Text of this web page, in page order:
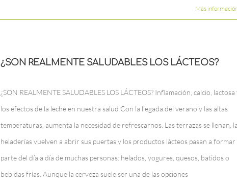
Más
¿SON REALMENTE SALUDABLES LOS LÁCTEOS?
¿SON REALMENTE SALUDABLES LOS LÁCTEOS? Inflamación, calcio, lactosa
los efectos de la leche en nuestra salud Con la llegada del verano y las altas
temperaturas, aumenta la necesidad de refrescarnos. Las terrazas se llenan,
heladerías vuelven a abrir sus puertas y los productos lácteos pasan a formar
parte del día a día de muchas personas: helados, yogures, quesos, batidos o
bebidas frías. Aunque la cerveza suele ser una de las opciones